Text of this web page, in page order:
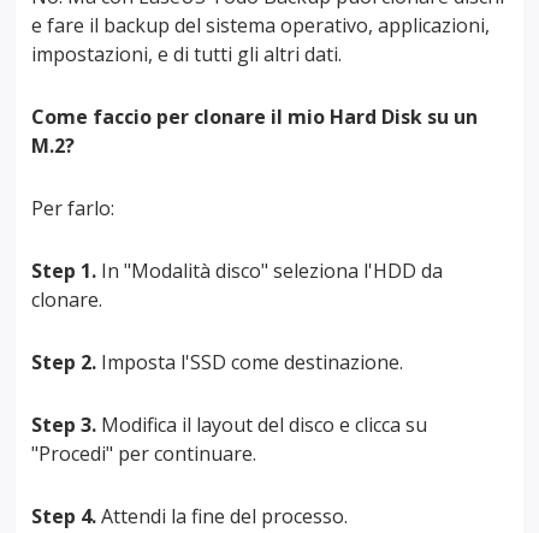
e fare il backup del sistema operativo, applicazioni,
impostazioni, e di tutti gli altri dati.
Come faccio per clonare il mio Hard Disk su un
M.2?
Per farlo:
Step 1. In "Modalità disco" seleziona l'HDD da
clonare.
Step 2. Imposta l'SSD come destinazione.
Step 3. Modifica il layout del disco e clicca su
"Procedi" per continuare.
Step 4.Attendi la fine del processo.